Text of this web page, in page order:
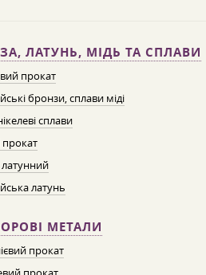
ЛАТУНЬ, МІДЬ ТА СПЛАВИ
прокат
бронзи, сплави міді
сплави
латунь
МЕТАЛИ
прокат